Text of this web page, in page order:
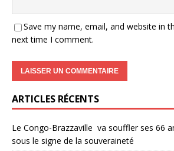
Save my name, email, and website in
next time I comment.
ARTICLES RÉCENTS
Le Congo-Brazzaville va souffler ses 66
sous le signe de la souveraineté